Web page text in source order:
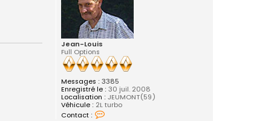
Jean-Louis
Full Options
Messages : 3385
Enregistré le : 30 juil. 2008
Localisation : JEUMONT(59)
Véhicule : 2L turbo
Contact :